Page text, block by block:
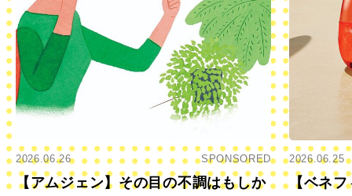
2026.06.26 SPONSORED
【アムジェン】その目の不調はもしか
2026.06.25
【ベネフ